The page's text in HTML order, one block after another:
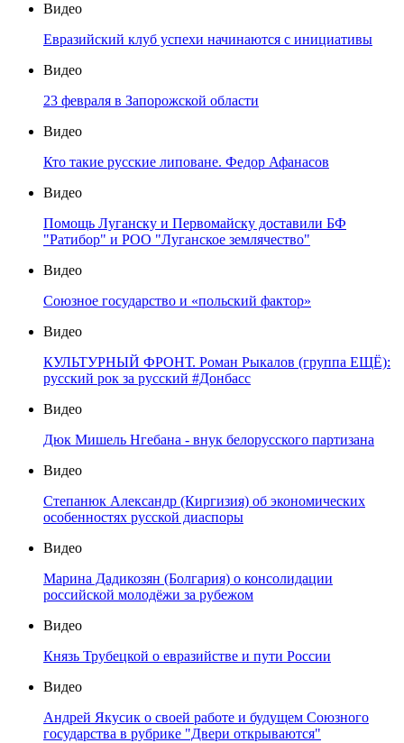
Видео
Евразийский клуб успехи начинаются с инициативы
Видео
23 февраля в Запорожской области
Видео
Кто такие русские липоване. Федор Афанасов
Видео
Помощь Луганску и Первомайску доставили БФ
"Ратибор" и РОО "Луганское землячество"
Видео
Союзное государство и «польский фактор»
Видео
КУЛЬТУРНЫЙ ФРОНТ. Роман Рыкалов (группа ЕЩЁ):
русский рок за русский #Донбасс
Видео
Дюк Мишель Нгебана - внук белорусского партизана
Видео
Степанюк Александр (Киргизия) об экономических
особенностях русской диаспоры
Видео
Марина Дадикозян (Болгария) о консолидации
российской молодёжи за рубежом
Видео
Князь Трубецкой о евразийстве и пути России
Видео
Андрей Якусик о своей работе и будущем Союзного
государства в рубрике "Двери открываются"